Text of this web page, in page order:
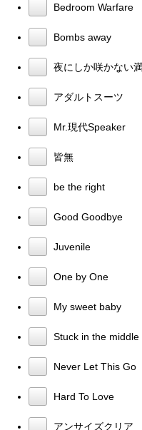
Bedroom Warfare
Bombs away
夜にしか咲かない
アダルトスーツ
Mr.現代Speaker
皆無
be the right
Good Goodbye
Juvenile
One by One
My sweet baby
Stuck in the middle
Never Let This Go
Hard To Love
アンサイズクリア